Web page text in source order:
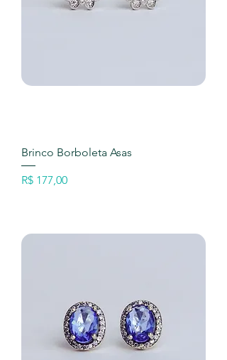
Brinco Borboleta Asas
Preço
R$ 177,00